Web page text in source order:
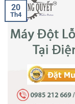
20
Th4